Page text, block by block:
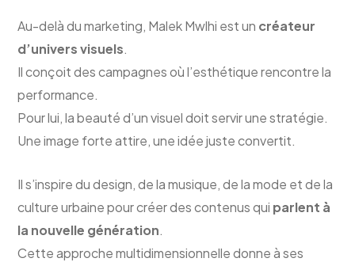
Au-delà du marketing, Malek Mwlhi est un créateur
d’univers visuels.
Il conçoit des campagnes où l’esthétique rencontre la
performance.
Pour lui, la beauté d’un visuel doit servir une stratégie.
Une image forte attire, une idée juste convertit.
Il s’inspire du design, de la musique, de la mode et de la
culture urbaine pour créer des contenus qui parlent à
la nouvelle génération.
Cette approche multidimensionnelle donne à ses